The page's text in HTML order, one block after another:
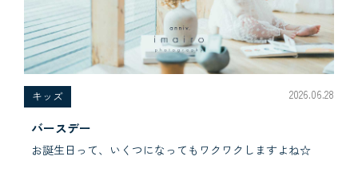
キッズ 2026.06.28
バースデー
お誕生日って、いくつになってもワクワクしますよね☆